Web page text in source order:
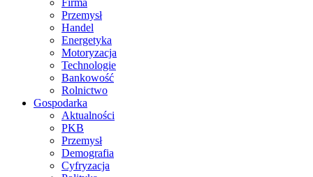
Firma
Przemysł
Handel
Energetyka
Motoryzacja
Technologie
Bankowość
Rolnictwo
Gospodarka
Aktualności
PKB
Przemysł
Demografia
Cyfryzacja